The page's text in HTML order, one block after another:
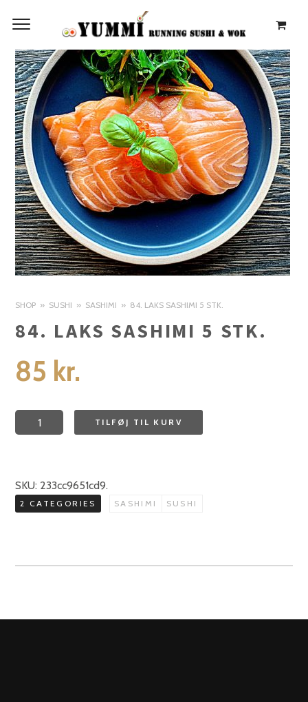
SHOP SUSHI SASHIMI 84. LAKS SASHIMI 5 STK.
84. LAKS SASHIMI 5 STK.
85 kr.
Laks
stk.
antal
TILFØJ TIL KURV
SKU: 233cc9651cd9.
2 CATEGORIES SASHIMI SUSHI